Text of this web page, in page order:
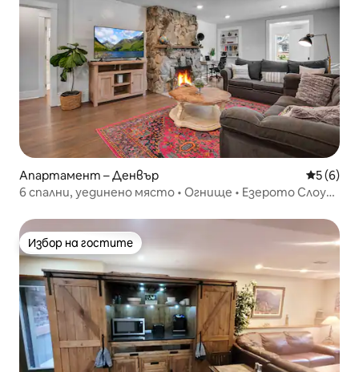
Апартамент – Денвър Средна
5 (6)
6 спални, уединено място • Огнище • Езерото Слоун
Избор на гостите
Избор на гостите